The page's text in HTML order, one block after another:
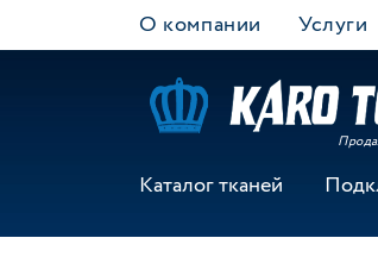
О компании Услуги
Каталог тканей